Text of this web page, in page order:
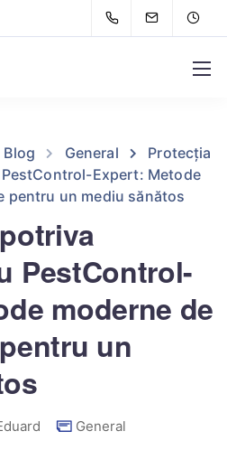
Blog General
Protecția
Expert: Metode
pentru un mediu sănătos
PestControl-
moderne de
un
General